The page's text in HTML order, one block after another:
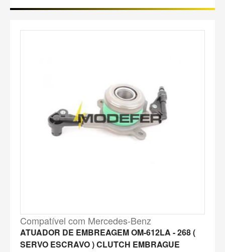
Compatível com Mercedes-Benz
ATUADOR DE EMBREAGEM OM-612LA - 268 (
SERVO ESCRAVO ) CLUTCH EMBRAGUE